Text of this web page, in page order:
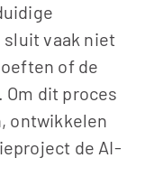
vaak niet
of de
dit proces
ontwikkelen
de AI-